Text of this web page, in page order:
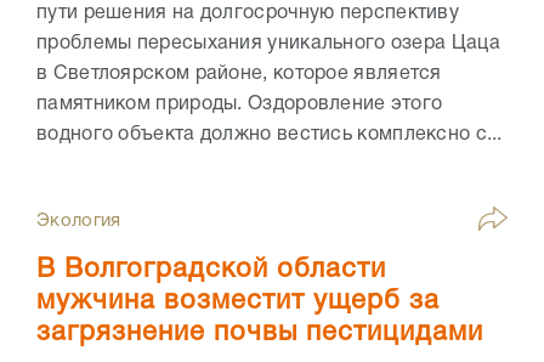
пути решения на долгосрочную перспективу
проблемы пересыхания уникального озера Цаца
в Светлоярском районе, которое является
памятником природы. Оздоровление этого
водного объекта должно вестись комплексно с...
Экология
В Волгоградской области
мужчина возместит ущерб за
загрязнение почвы пестицидами